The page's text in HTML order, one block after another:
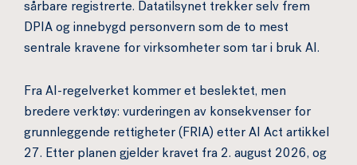
sårbare registrerte. Datatilsynet trekker selv frem
DPIA og innebygd personvern som de to mest
sentrale kravene for virksomheter som tar i bruk AI.
Fra AI-regelverket kommer et beslektet, men
bredere verktøy: vurderingen av konsekvenser for
grunnleggende rettigheter (FRIA) etter AI Act artikkel
27. Etter planen gjelder kravet fra 2. august 2026, og